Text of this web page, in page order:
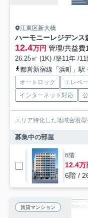
江東区新大橋
ハーモニーレジデンス
12.4万円 管理/共益費
26.25㎡ (1K) /築11年 /11
都営新宿線「浜町」駅
オートロック エレベ
インターネット対応
エリア特化した地域密着
募集中の部屋
6階
12.4万
6階 /
賃貸マンション